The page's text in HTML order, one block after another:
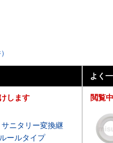
します
サニタリー変換継
ールタイプ
よく
閲覧